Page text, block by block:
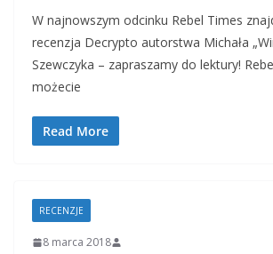
W najnowszym odcinku Rebel Times
recenzja Decrypto autorstwa Michała
Szewczyka – zapraszamy do lektury!
możecie
Read More
RECENZJE
8 marca 2018